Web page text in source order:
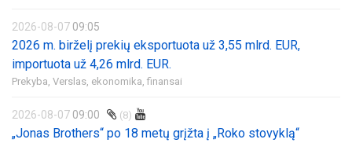
2026-08-07 09:05
2026 m. birželį prekių eksportuota už 3,55 mlrd. EUR,
importuota už 4,26 mlrd. EUR.
Prekyba, Verslas, ekonomika, finansai
2026-08-07 09:00 (8)
„Jonas Brothers“ po 18 metų grįžta į „Roko stovyklą“